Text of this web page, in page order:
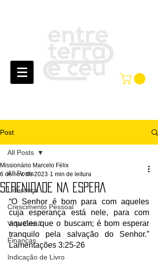
Post
All Posts
Liderança
Crescimento Pessoal
Vida Cristã
Finanças
Indicação de Livro
All Posts
SERENIDADE NA ESPERA
Missionário Marcelo Félix
6 de nov. de 2023 1 min de leitura
“O Senhor é bom para com aqueles
cuja esperança está nele, para com
aqueles que o buscam; é bom esperar
tranquilo pela salvação do Senhor.”
Lamentações 3:25-26